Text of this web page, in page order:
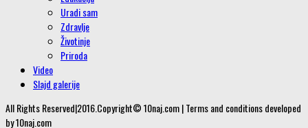
Uradi sam
Zdravlje
Životinje
Priroda
Video
Slajd galerije
All Rights Reserved|2016.Copyright© 10naj.com | Terms and conditions developed
by 10naj.com